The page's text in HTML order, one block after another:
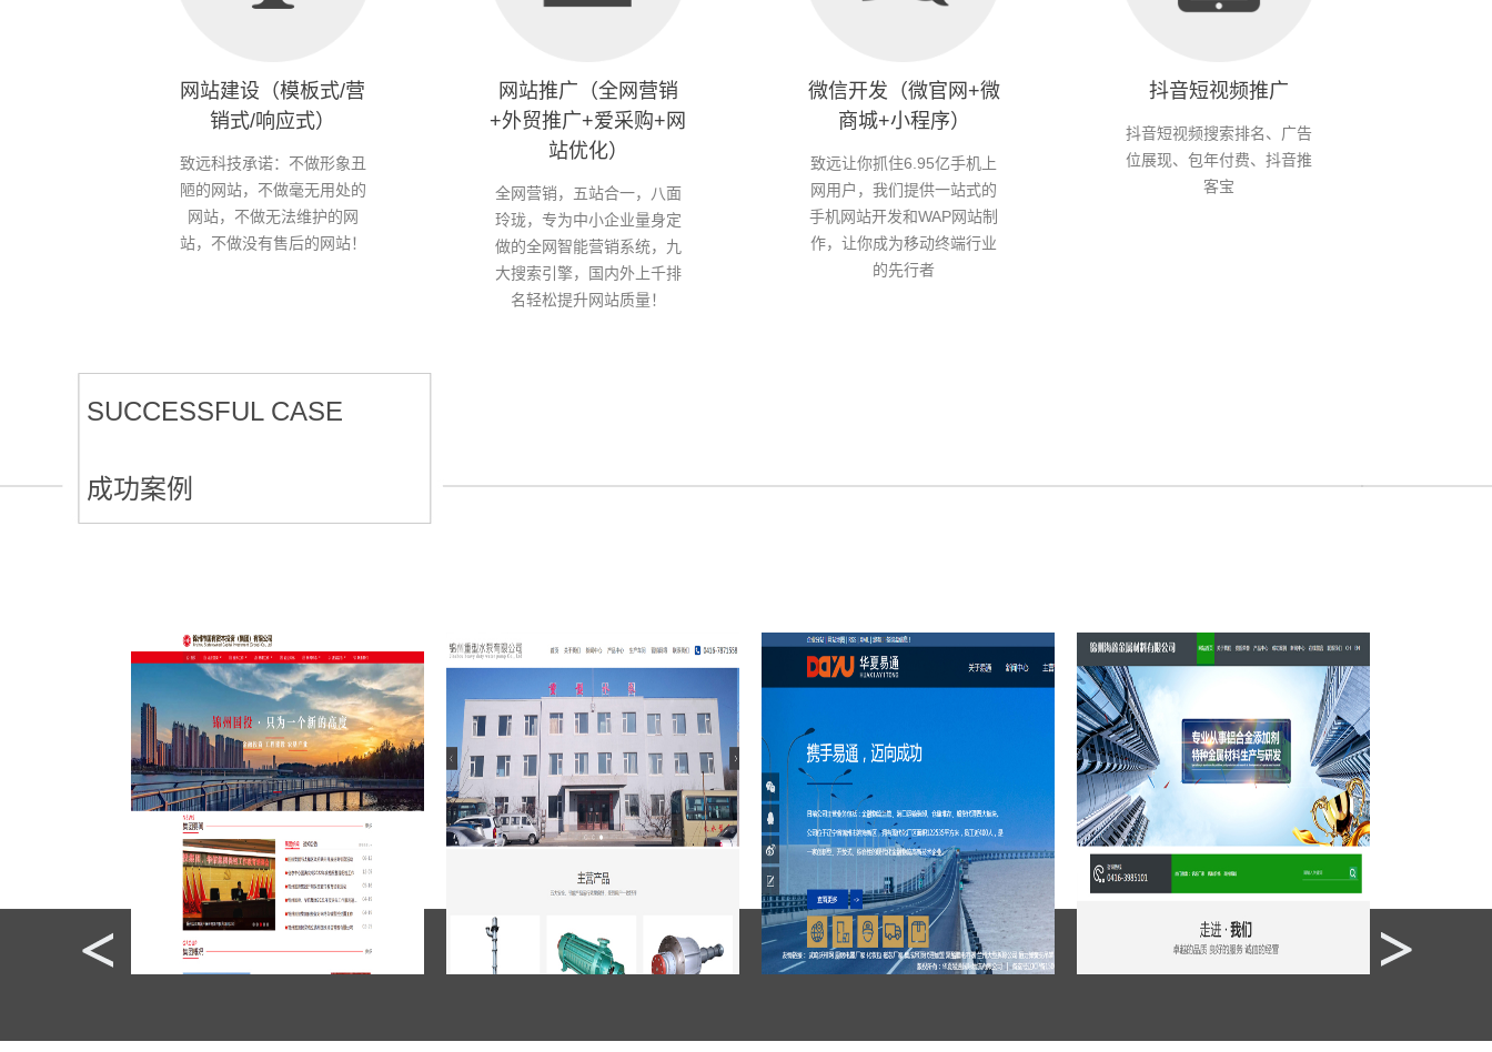
网站建设（模板式/营
销式/响应式）
致远科技承诺：不做形象丑
陋的网站，不做毫无用处的
网站，不做无法维护的网
站，不做没有售后的网站！
网站推广（全网营销
+外贸推广+爱采购+网
站优化）
全网营销，五站合一，八面
玲珑，专为中小企业量身定
做的全网智能营销系统，九
大搜索引擎，国内外上千排
名轻松提升网站质量！
微信开发（微官网+微
商城+小程序）
致远让你抓住6.95亿手机上
网用户，我们提供一站式的
手机网站开发和WAP网站制
作，让你成为移动终端行业
的先行者
抖音短视频推广
抖音短视频搜索排名、广告
位展现、包年付费、抖音推
客宝
SUCCESSFUL CASE
成功案例